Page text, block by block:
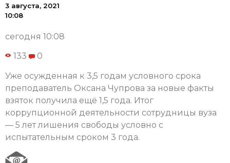
3 августа, 2021
10:08
сегодня 10:08
133 0
Уже осужденная к 3,5 годам условного срока
преподаватель Оксана Чупрова за новые факты
взяток получила ещё 1,5 года. Итог
коррупционной деятельности сотрудницы вуза
— 5 лет лишения свободы условно с
испытательным сроком 3 года.